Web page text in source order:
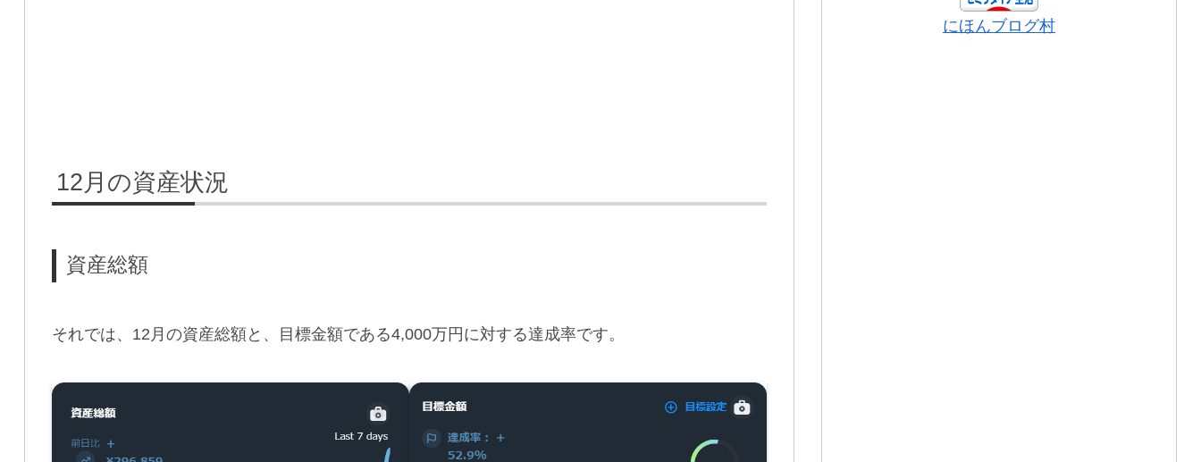
12月の資産状況
資産総額
それでは、12月の資産総額と、目標金額である4,000万円に対する達成率です。
にほんブログ村